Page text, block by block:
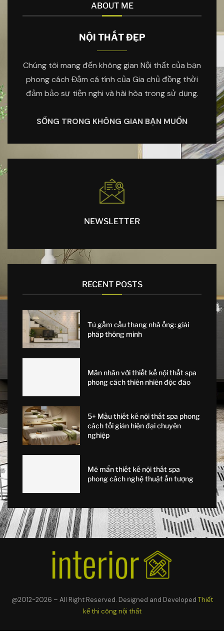
ABOUT ME
NỘI THẤT ĐẸP
Chúng tôi mang đến không gian Nội thất của bạn
phong cách Đậm cá tính của Gia chủ đồng thời
đảm bảo sự tiện nghi và hài hòa trong sử dụng.
SỐNG TRONG KHÔNG GIAN BẠN MUỐN
NEWSLETTER
RECENT POSTS
Tủ gầm cầu thang nhà ống: giải
pháp thông minh
Mãn nhãn với thiết kế nội thất spa
phong cách thiên nhiên độc đáo
5+ Mẫu thiết kế nội thất spa phong
cách tối giản hiện đại chuyên
nghiệp
Mê mẩn thiết kế nội thất spa
phong cách nghệ thuật ấn tượng
@2012-2026 – All Right Reserved. Designed and Developed Thiết
kế thi công nội thất